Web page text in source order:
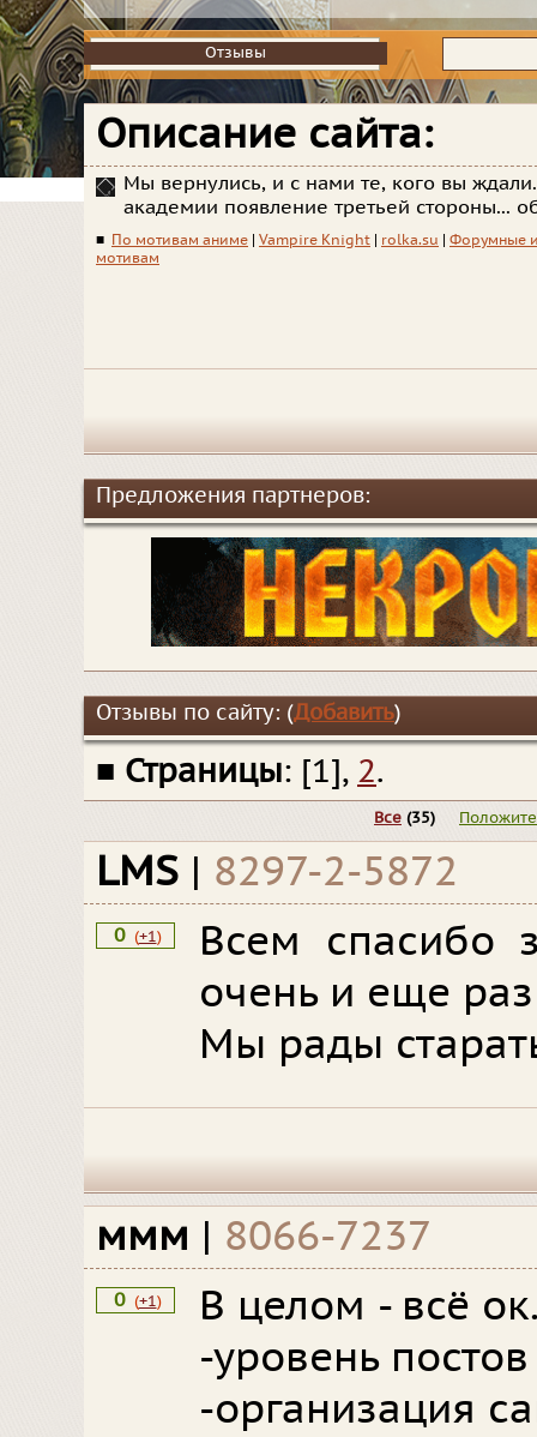
Отзывы
Отзывы
Описание сайта:
Мы вернулись, и с нами те, кого вы
академии появление третьей стороны...
■ По мотивам аниме Vampire Knight rolka.su
Форумные
мотивам
Предложения партнеров:
Отзывы по сайту: (Добавить)
■ Страницы: [1], 2.
Все (35)
LMS | 8297-2-5872
0 (+1)
Всем спасибо
очень и еще
Мы рады
ммм | 8066-7237
0 (+1)
В целом - всё
-уровень
-организация